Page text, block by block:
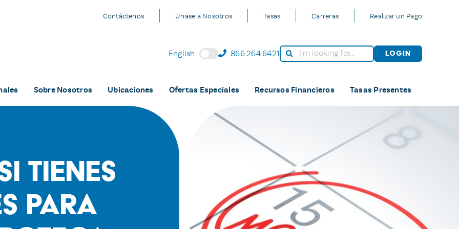
Contáctenos Únase a Nosotros Tasas Carreras Realizar un Pago
English 866.264.6421 Login
Sobre Nosotros Ubicaciones Ofertas Especiales Recursos Financieros Tasas Presentes
Tienes
Para